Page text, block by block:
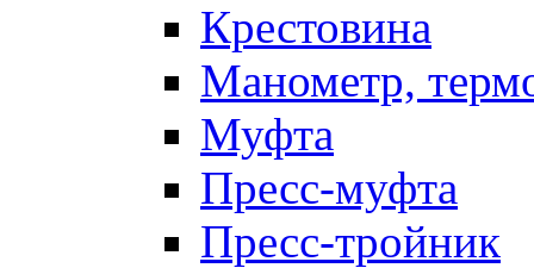
Крестовина
Манометр,
Муфта
Пресс-муфта
Пресс-тройник